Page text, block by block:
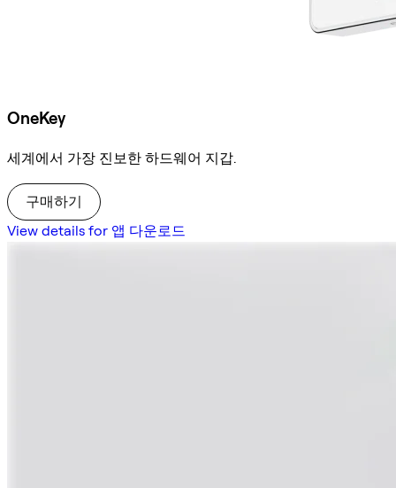
OneKey
세계에서 가장 진보한 하드웨어 지갑.
구매하기
View details for 앱 다운로드